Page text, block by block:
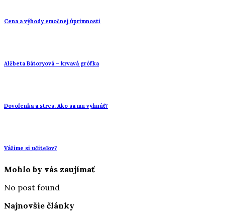
Cena a výhody emočnej úprimnosti
Alžbeta Bátoryová – krvavá grófka
Dovolenka a stres. Ako sa mu vyhnúť?
Vážime si učiteľov?
Mohlo by vás zaujímať
No post found
Najnovšie články